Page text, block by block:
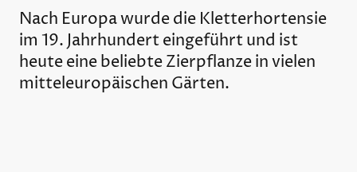
Nach Europa wurde die Kletterhortensie
im 19. Jahrhundert eingeführt und ist
heute eine beliebte Zierpflanze in vielen
mitteleuropäischen Gärten.